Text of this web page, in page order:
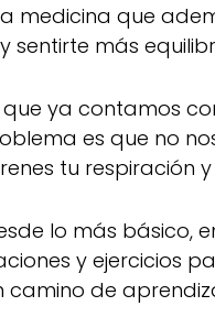
medicina que
sentirte más
que ya contamos
es que no
tu respiración
lo más básico,
y ejercicios
camino de